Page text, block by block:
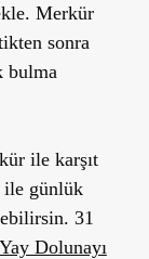
Merkür
sonra
bulma
ile karşıt
ile günlük
31
Yay Dolunayı